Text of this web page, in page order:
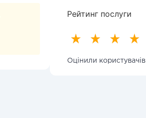
Рейтинг послуги
Оцінили користувачів